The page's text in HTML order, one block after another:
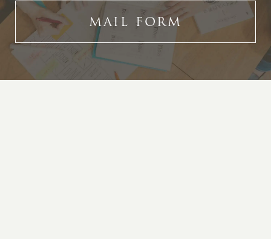
MAIL FORM